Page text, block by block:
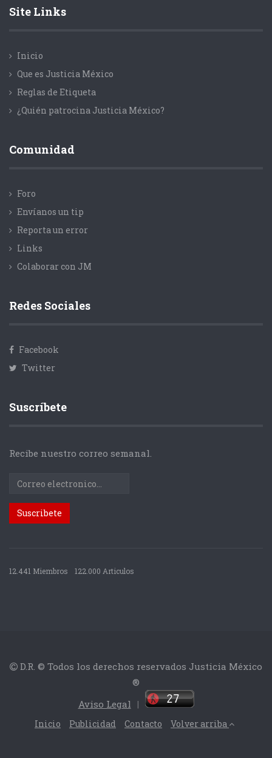
Site Links
Inicio
Que es Justicia México
Reglas de Etiqueta
¿Quién patrocina Justicia México?
Comunidad
Foro
Envíanos un tip
Reporta un error
Links
Colaborar con JM
Redes Sociales
Facebook
Twitter
Suscríbete
Recibe nuestro correo semanal.
12.441 Miembros 122.000 Articulos
D.R. © Todos los derechos reservados Justicia México
®
Aviso Legal |
Inicio Publicidad Contacto Volver arriba